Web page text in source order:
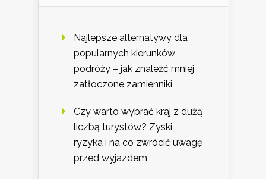
Najlepsze alternatywy dla
popularnych kierunków
podróży – jak znaleźć mniej
zatłoczone zamienniki
Czy warto wybrać kraj z dużą
liczbą turystów? Zyski,
ryzyka i na co zwrócić uwagę
przed wyjazdem